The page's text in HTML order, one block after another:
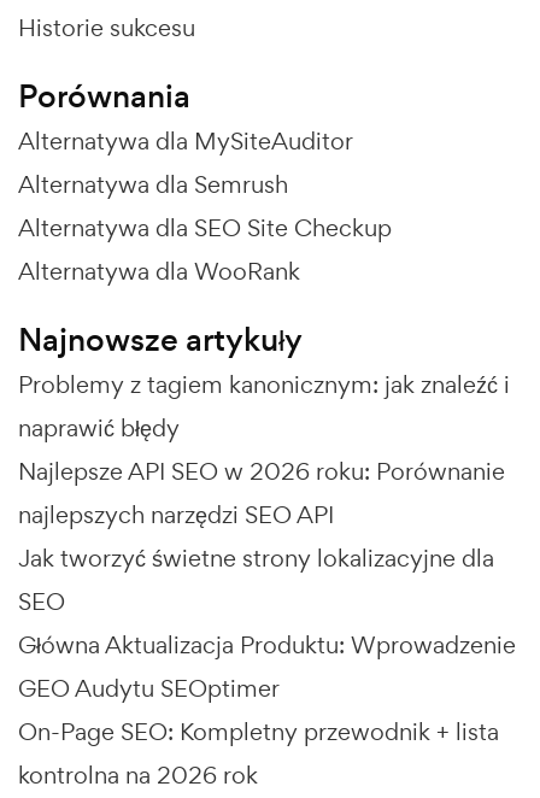
Historie sukcesu
Porównania
Alternatywa dla MySiteAuditor
Alternatywa dla Semrush
Alternatywa dla SEO Site Checkup
Alternatywa dla WooRank
Najnowsze artykuły
Problemy z tagiem kanonicznym: jak znaleźć i
naprawić błędy
Najlepsze API SEO w 2026 roku: Porównanie
najlepszych narzędzi SEO API
Jak tworzyć świetne strony lokalizacyjne dla
SEO
Główna Aktualizacja Produktu: Wprowadzenie
GEO Audytu SEOptimer
On-Page SEO: Kompletny przewodnik + lista
kontrolna na 2026 rok